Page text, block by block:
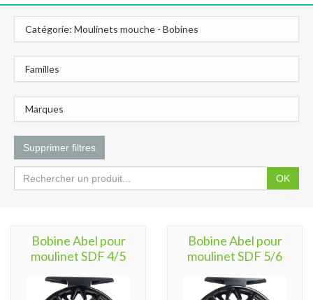
Catégorie: Moulinets mouche - Bobines
Familles
Marques
Supprimer filtres
OK
Bobine Abel pour
moulinet SDF 4/5
Bobine Abel pour
moulinet SDF 5/6